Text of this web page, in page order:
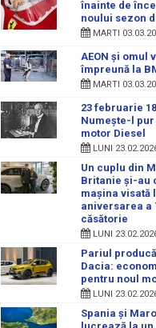
înainte de
noului sezon
MARTI
AEON și omul
împreună la
MARTI
23 februarie
Numeşte-l
motor Diesel
LUNI
Un cuplu din
Britanie și-au
mașina visată
aniversarea a
căsătorie
LUNI
Pariul
Dacia:
pentru noul
LUNI
Spania și